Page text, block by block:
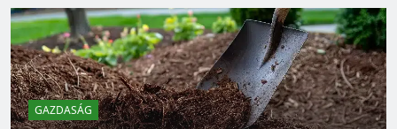
GAZDASÁG